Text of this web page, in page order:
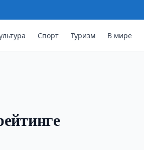
Спорт Туризм В мире